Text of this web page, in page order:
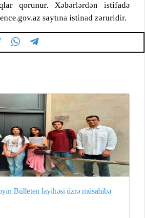
qorunur. Xəbərlərdən istifadə
saytına istinad zəruridir.
Bülleten layihəsi üzrə müsahibə